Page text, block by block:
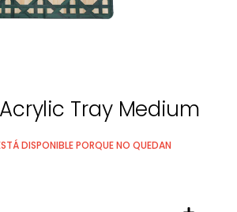
Tray Medium
DISPONIBLE PORQUE NO QUEDAN